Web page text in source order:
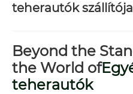
teherautók szállítója
Beyond the
the World of
teherautók